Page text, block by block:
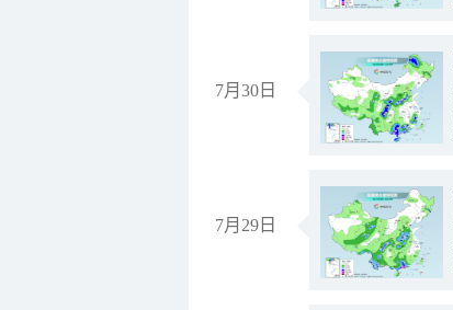
7月30日
7月29日